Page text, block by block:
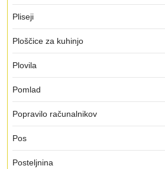
Pliseji
Ploščice za kuhinjo
Plovila
Pomlad
Popravilo računalnikov
Pos
Posteljnina